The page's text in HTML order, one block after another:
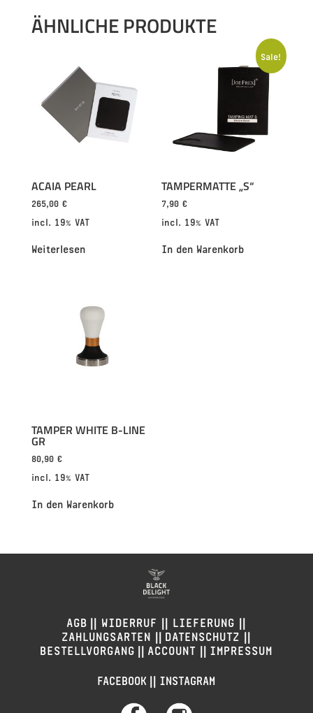
ÄHNLICHE PRODUKTE
ACAIA PEARL
265,00 €
incl. 19% VAT
Weiterlesen
Sale!
TAMPERMATTE „S“
7,90€
incl. 19% VAT
In den Warenkorb
TAMPER WHITE B-LINE
GR
80,90 €
incl. 19% VAT
In den Warenkorb
AGB || WIDERRUF || LIEFERUNG ||
ZAHLUNGSARTEN ||DATENSCHUTZ||
BESTELLVORGANG || ACCOUNT || IMPRESSUM
FACEBOOK || INSTAGRAM